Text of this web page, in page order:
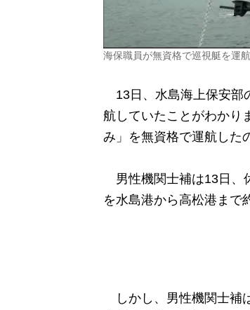
海保職員が無資格で巡視艇を
13日、水島海上保安部
航していたことがわか
み」を無資格で運航した
男性機関士補は13日、
を水島港から高松港まで
しかし、男性機関士補